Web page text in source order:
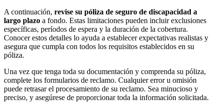
A continuación, revise su póliza de seguro de discapacidad a
largo plazo a fondo. Estas limitaciones pueden incluir exclusiones
específicas, períodos de espera y la duración de la cobertura.
Conocer estos detalles lo ayuda a establecer expectativas realistas y
asegura que cumpla con todos los requisitos establecidos en su
póliza.
Una vez que tenga toda su documentación y comprenda su póliza,
complete los formularios de reclamo. Cualquier error u omisión
puede retrasar el procesamiento de su reclamo. Sea minucioso y
preciso, y asegúrese de proporcionar toda la información solicitada.